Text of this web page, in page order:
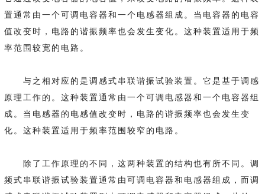
置通常由一个可调电容器和一个电感器组成。当电容器的电容
值改变时，电路的谐振频率也会发生变化。这种装置适用于频
率范围较宽的电路。
与之相对应的是调感式串联谐振试验装置。它是基于调感
原理工作的。这种装置通常由一个可调电感器和一个电容器组
成。当电感器的电感值改变时，电路的谐振频率也会发生变
化。这种装置适用于频率范围较窄的电路。
除了工作原理的不同，这两种装置的结构也有所不同。调
频式串联谐振试验装置通常由可调电容器和电感器组成，而调